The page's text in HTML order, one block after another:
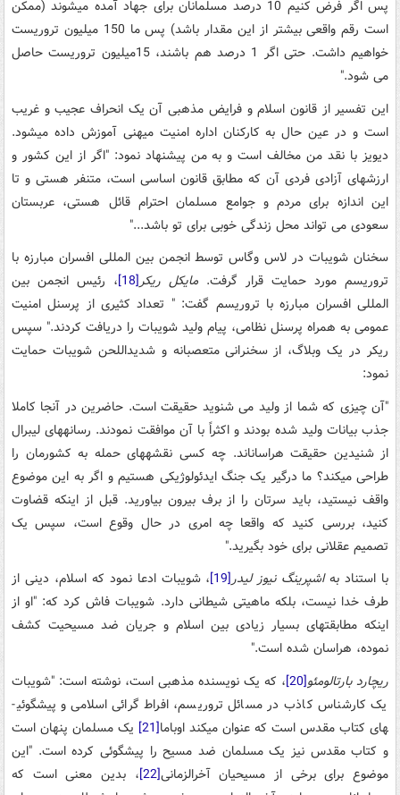
پس اگر فرض کنیم 10 درصد مسلمانان برای جهاد آمده می­شوند (ممکن
است رقم واقعی بیشتر از این مقدار باشد) پس ما 150 میلیون تروریست
خواهیم داشت. حتی اگر 1 درصد هم باشند، 15میلیون تروریست حاصل
می شود."
این تفسیر از قانون اسلام و فرایض مذهبی آن یک انحراف عجیب و غریب
است و در عین حال به کارکنان اداره امنیت میهنی آموزش داده می­شود.
دیویز با نقد من مخالف است و به من پیشنهاد نمود: "اگر از این کشور و
ارزش­های آزادی فردی آن که مطابق قانون اساسی است، متنفر هستی و تا
این اندازه برای مردم و جوامع مسلمان احترام قائل هستی، عربستان
سعودی می تواند محل زندگی خوبی برای تو باشد..."
سخنان شویبات در لاس وگاس توسط انجمن بین المللی افسران مبارزه با
تروریسم مورد حمایت قرار گرفت. مایکل ریکر[18]
، رئیس انجمن بین
المللی افسران مبارزه با تروریسم گفت: " تعداد کثیری از پرسنل امنیت
عمومی به همراه پرسنل نظامی، پیام ولید شویبات را دریافت کردند." سپس
ریکر در یک وبلاگ، از سخنرانی متعصبانه و شدیداللحن شویبات حمایت
نمود:
"آن چیزی که شما از ولید می شنوید حقیقت است. حاضرین در آنجا کاملا
جذب بیانات ولید شده بودند و اکثراً با آن موافقت نمودند. رسانه­های لیبرال
از شنیدین حقیقت هراسان­اند. چه کسی نقشه­های حمله به کشورمان را
طراحی می­کند؟ ما درگیر یک جنگ ایدئولوژیکی هستیم و اگر به این موضوع
واقف نیستید، باید سرتان را از برف بیرون بیاورید. قبل از اینکه قضاوت
کنید، بررسی کنید که واقعا چه امری در حال وقوع است، سپس یک
تصمیم عقلانی برای خود بگیرید."
با استناد بهاشپرینگ نیوز لیدر[19]
، شویبات ادعا نمود که اسلام، دینی از
طرف خدا نیست، بلکه ماهیتی شیطانی دارد. شویبات فاش کرد که: "او از
اینکه مطابقت­های بسیار زیادی بین اسلام و جریان ضد مسیحیت کشف
نموده، هراسان شده است."
ریچارد بارتالومئو[20]
، که یک نویسنده مذهبی است، نوشته است: "شویبات
یک کارشناس کاذب در مسائل تروریسم، افراط گرائی اسلامی و پیشگوئی­
های کتاب مقدس است که عنوان می­کند اوباما[21]
یک مسلمان پنهان است
و کتاب مقدس نیز یک مسلمان ضد مسیح را پیشگوئی کرده است. "این
موضوع برای برخی از مسیحیان آخرالزمانی[22]
، بدین معنی است که